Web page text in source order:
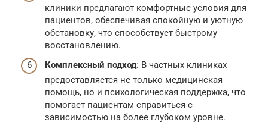
клиники предлагают комфортные условия для
пациентов, обеспечивая спокойную и уютную
обстановку, что способствует быстрому
восстановлению.
Комплексный подход: В частных клиниках
предоставляется не только медицинская
помощь, но и психологическая поддержка, что
помогает пациентам справиться с
зависимостью на более глубоком уровне.